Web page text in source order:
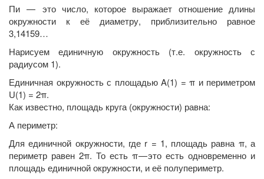
Пи — это число, которое выражает отношение длины
окружности к её диаметру, приблизительно равное
3,14159…
Нарисуем единичную окружность (т.е. окружность с
радиусом 1).
Единичная окружность с площадью A(1) = π и периметром
U(1) = 2π.
Как известно, площадь круга (окружности) равна:
А периметр:
Для единичной окружности, где r = 1, площадь равна π, а
периметр равен 2π. То есть π — это есть одновременно и
площадь единичной окружности, и её полупериметр.